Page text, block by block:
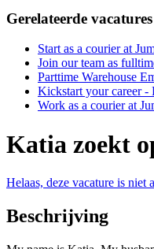
Gerelateerde vacatures
Start as a courier at
Join our team as
Parttime Warehouse
Kickstart your career
Work as a courier at
Katia zoekt
Helaas, deze vacature is niet
Beschrijving